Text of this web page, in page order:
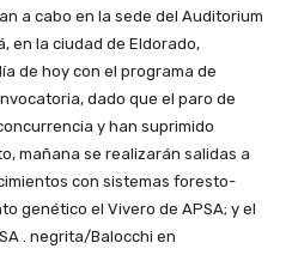
a cabo en la sede del Auditorium
en la ciudad de Eldorado,
de hoy con el programa de
dado que el paro de
y han suprimido
mañana se realizarán salidas a
con sistemas foresto-
genético el Vivero de APSA; y el
. negrita/Balocchi en